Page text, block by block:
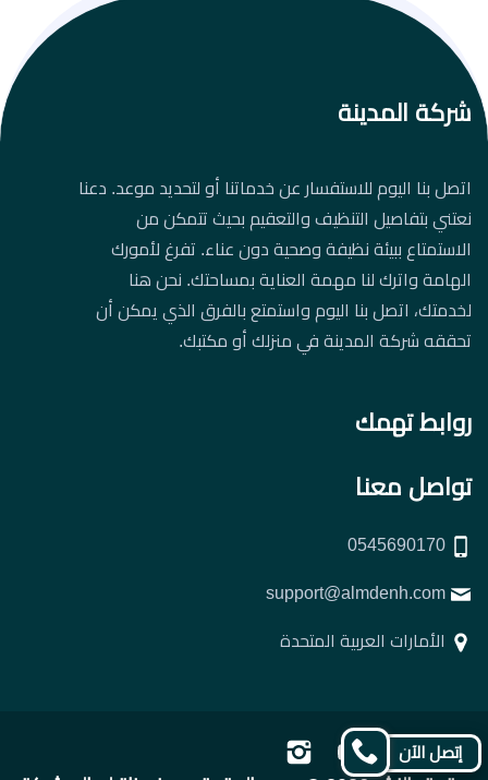
شركة المدينة
اتصل بنا اليوم للاستفسار عن خدماتنا أو لتحديد موعد. دعنا
نعتني بتفاصيل التنظيف والتعقيم بحيث تتمكن من
الاستمتاع ببيئة نظيفة وصحية دون عناء. تفرغ لأمورك
الهامة واترك لنا مهمة العناية بمساحتك. نحن هنا
لخدمتك، اتصل بنا اليوم واستمتع بالفرق الذي يمكن أن
تحققه شركة المدينة في منزلك أو مكتبك.
روابط تهمك
تواصل معنا
الأمارات العربية المتحدة
تابعنا
تابعنا
تابعنا
إتصل الآن